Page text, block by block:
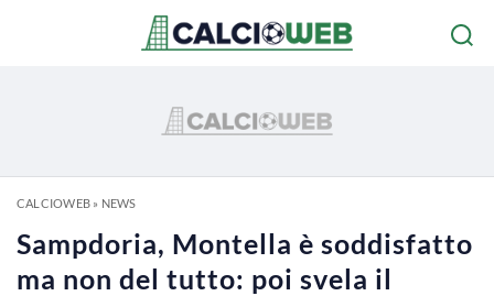
CALCIOWEB» NEWS
Sampdoria, Montella è soddisfatto
ma non del tutto: poi svela il